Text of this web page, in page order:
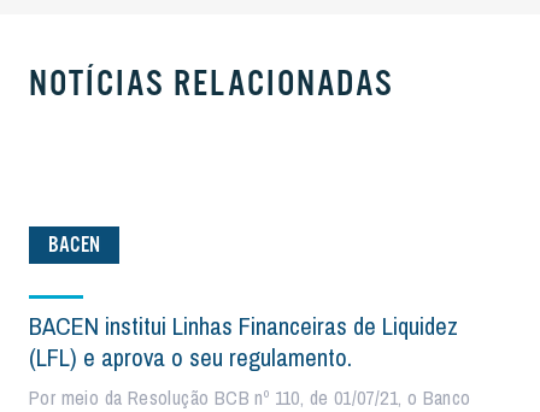
NOTÍCIAS RELACIONADAS
BACEN
BACEN institui Linhas Financeiras de Liquidez
(LFL) e aprova o seu regulamento.
Por meio da Resolução BCB nº 110, de 01/07/21, o Banco